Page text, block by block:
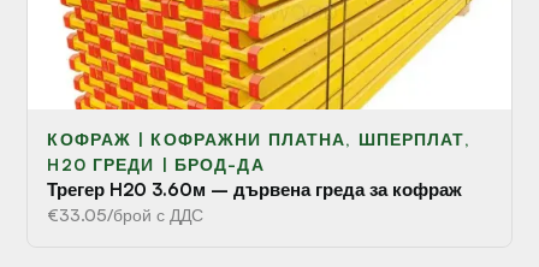
КОФРАЖ | КОФРАЖНИ ПЛАТНА, ШПЕРПЛАТ,
H20 ГРЕДИ | БРОД-ДА
Трегер H20 3.60м – дървена греда за кофраж
€33.05/брой с ДДС